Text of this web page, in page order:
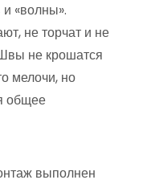
«волны».
не торчат и не
не крошатся
мелочи, но
общее
выполнен